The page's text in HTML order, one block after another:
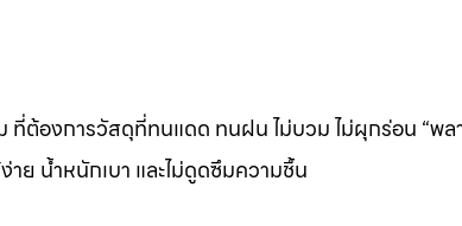
ที่ต้องการวัสดุที่ทนแดด ทนฝน ไม่บวม ไม่ผุกร่อน “พ
ย น้ำหนักเบา และไม่ดูดซึมความชื้น